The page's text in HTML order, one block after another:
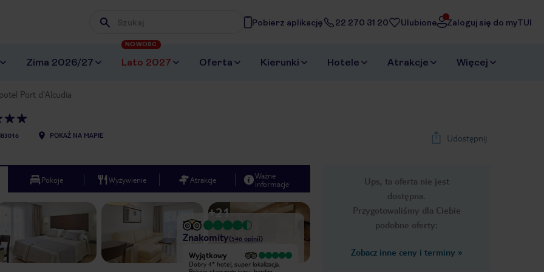
Wpisz frazę, której szukasz
Pobierz aplikację 22 270 31 20 Ulubione Zaloguj się do myTUI
Zima 2026/27 Lato 2027
NOWOŚĆ
Oferta Kierunki Hotele Atrakcje Więcej
Port d'Alcudia
POKAŻ NA MAPIE Udostępnij
Ups, ta oferta nie jest
dostępna.
Przygotowaliśmy dla Ciebie
podobne oferty:
Zobacz inne ceny i terminy »
Pokoje Wyżywienie Atrakcje
Ważne
informacje
Next slide
1/27
+21
Znakomity(546 opinii)
Wyjątkowy
Od samego wejścia do hotelu byłam
Wyjątkowy
Dobry 4* hotel, super lokalizacja.
Wyjątkowy